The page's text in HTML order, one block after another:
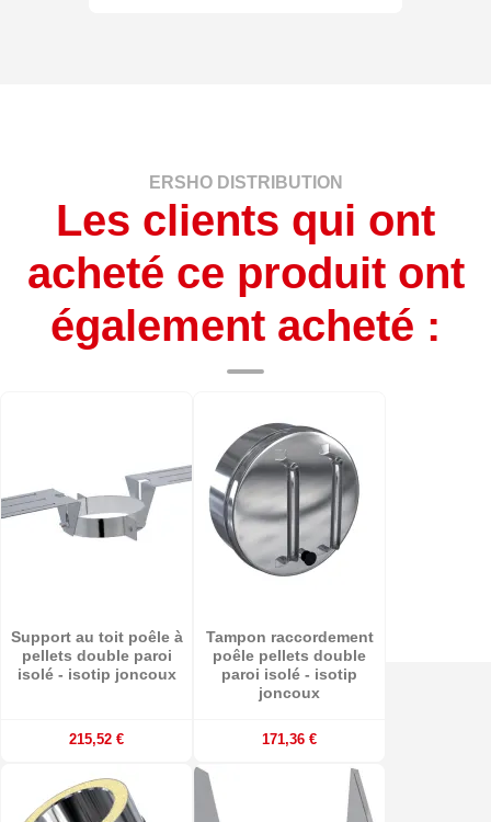
ERSHO DISTRIBUTION
Les clients qui ont
acheté ce produit ont
également acheté :
Support au toit poêle à
pellets double paroi
isolé - isotip joncoux
215,52 €
Tampon raccordement
poêle pellets double
paroi isolé - isotip
joncoux
171,36 €